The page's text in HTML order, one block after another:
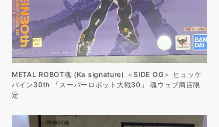
METAL ROBOT魂 (Ka signature) ＜SIDE OG＞ ヒュッケ
バイン30th 「スーパーロボット大戦30」 魂ウェブ商店限
定